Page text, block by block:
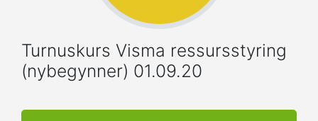
Turnuskurs Visma ressursstyring
(nybegynner) 01.09.20